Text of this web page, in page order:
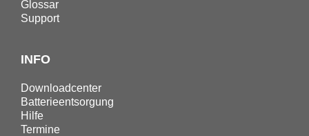
Glossar
Support
INFO
Downloadcenter
Batterieentsorgung
Hilfe
Termine